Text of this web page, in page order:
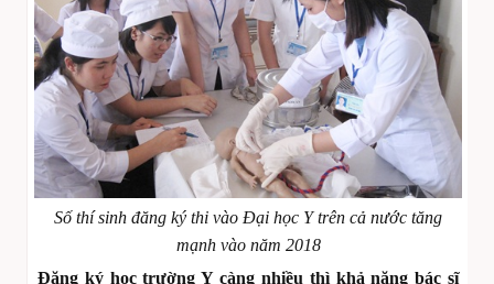
Số thí sinh đăng ký thi vào Đại học Y trên cả nước tăng
mạnh vào năm 2018
Đăng ký học trường Y càng nhiều thì khả năng bác sĩ